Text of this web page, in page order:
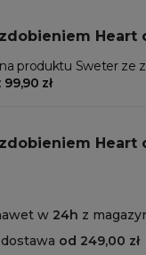
Heart
produktu Sweter ze
99,90 zł
Heart
w 24h z
od 249,00 zł